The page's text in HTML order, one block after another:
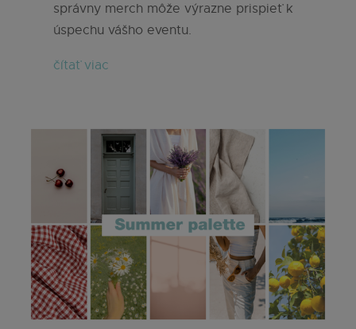
správny merch môže výrazne prispieť k
úspechu vášho eventu.
čítať viac